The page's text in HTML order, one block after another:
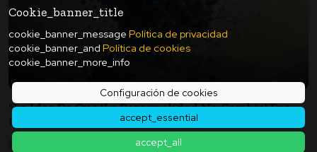
Cookie_banner_title
cookie_banner_message Política de privacidad
cookie_banner_and Política de cookies
cookie_banner_more_info
Configuración de cookies
accept_essential
accept_all
"La Idea De Que 'la Personalidad No Cambia' Era
Un Mito? La Plasticidad Cerebral Nos Enseña El
Concepto De 'actualizarse A Uno Mismo'"